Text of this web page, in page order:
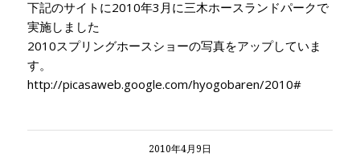
下記のサイトに2010年3月に三木ホースランドパークで
実施しました
2010スプリングホースショーの写真をアップしていま
す。
http://picasaweb.google.com/hyogobaren/2010#
2010年4月9日